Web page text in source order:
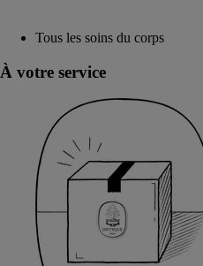
Tous les soins du corps
À votre service